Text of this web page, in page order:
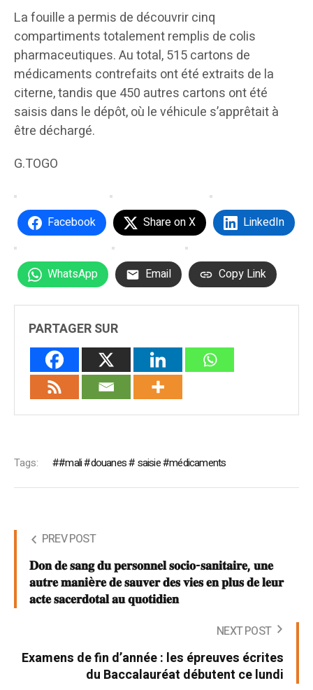
La fouille a permis de découvrir cinq
compartiments totalement remplis de colis
pharmaceutiques. Au total, 515 cartons de
médicaments contrefaits ont été extraits de la
citerne, tandis que 450 autres cartons ont été
saisis dans le dépôt, où le véhicule s’apprêtait à
être déchargé.
G.TOGO
Facebook Share on X LinkedIn
WhatsApp Email Copy Link
PARTAGER SUR
Tags: #mali #douanes # saisie #médicaments
PREV POST
𝐃𝐨𝐧 𝐝𝐞 𝐬𝐚𝐧𝐠 𝐝𝐮 𝐩𝐞𝐫𝐬𝐨𝐧𝐧𝐞𝐥 𝐬𝐨𝐜𝐢𝐨-𝐬𝐚𝐧𝐢𝐭𝐚𝐢𝐫𝐞, 𝐮𝐧𝐞
𝐚𝐮𝐭𝐫𝐞 𝐦𝐚𝐧𝐢è𝐫𝐞 𝐝𝐞 𝐬𝐚𝐮𝐯𝐞𝐫 𝐝𝐞𝐬 𝐯𝐢𝐞𝐬 𝐞𝐧 𝐩𝐥𝐮𝐬 𝐝𝐞 𝐥𝐞𝐮𝐫
𝐚𝐜𝐭𝐞 𝐬𝐚𝐜𝐞𝐫𝐝𝐨𝐭𝐚𝐥 𝐚𝐮 𝐪𝐮𝐨𝐭𝐢𝐝𝐢𝐞𝐧
NEXT POST
Examens de fin d’année : les épreuves écrites
du Baccalauréat débutent ce lundi